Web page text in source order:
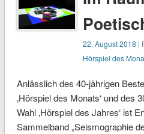
22. August 2018 |
Hörspiel des
Anlässlich des 40-jährigen
‚Hörspiel des Monats‘ und des
Wahl ‚Hörspiel des Jahres‘ ist
Sammelband „Seismographie